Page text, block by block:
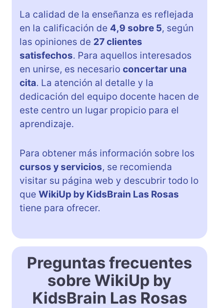
La calidad de la enseñanza es reflejada
en la calificación de 4,9 sobre 5, según
las opiniones de 27 clientes
satisfechos. Para aquellos interesados
en unirse, es necesario concertar una
cita. La atención al detalle y la
dedicación del equipo docente hacen de
este centro un lugar propicio para el
aprendizaje.
Para obtener más información sobre los
cursos y servicios, se recomienda
visitar su página web y descubrir todo lo
que WikiUp by KidsBrain Las Rosas
tiene para ofrecer.
Preguntas frecuentes
sobre WikiUp by
KidsBrain Las Rosas